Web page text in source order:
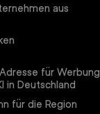
aus
für Werbung
in Deutschland
für die Region